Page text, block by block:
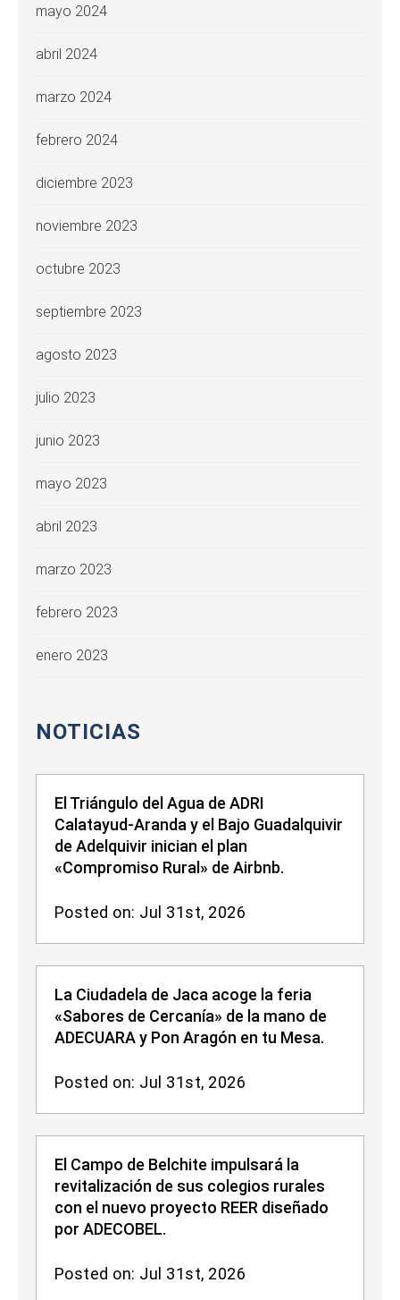
mayo 2024
abril 2024
marzo 2024
febrero 2024
diciembre 2023
noviembre 2023
octubre 2023
septiembre 2023
agosto 2023
julio 2023
junio 2023
mayo 2023
abril 2023
marzo 2023
febrero 2023
enero 2023
NOTICIAS
El Triángulo del Agua de ADRI
Calatayud-Aranda y el Bajo Guadalquivir
de Adelquivir inician el plan
«Compromiso Rural» de Airbnb.
Posted on: Jul 31st, 2026
La Ciudadela de Jaca acoge la feria
«Sabores de Cercanía» de la mano de
ADECUARA y Pon Aragón en tu Mesa.
Posted on: Jul 31st, 2026
El Campo de Belchite impulsará la
revitalización de sus colegios rurales
con el nuevo proyecto REER diseñado
por ADECOBEL.
Posted on: Jul 31st, 2026